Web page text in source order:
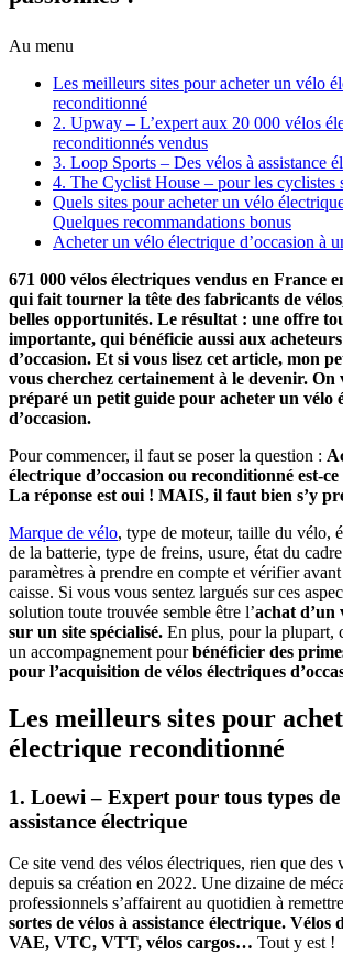
Au menu
Les meilleurs sites pour acheter un vélo
reconditionné
2. Upway – L’expert aux 20 000 vélos
reconditionnés vendus
3. Loop Sports – Des vélos à assistance
4. The Cyclist House – pour les cyclistes
Quels sites pour acheter un vélo
Quelques recommandations bonus
Acheter un vélo électrique d’occasion à
671 000 vélos électriques vendus en France
qui fait tourner la tête des fabricants de
belles opportunités. Le résultat : une offre
importante, qui bénéficie aussi aux
d’occasion. Et si vous lisez cet article, mon
vous cherchez certainement à le devenir. On
préparé un petit guide pour acheter un vélo
d’occasion.
Pour commencer, il faut se poser la question :
électrique d’occasion ou reconditionné est-
La réponse est oui ! MAIS, il faut bien s’y
Marque de vélo, type de moteur, taille du vélo,
de la batterie, type de freins, usure, état du
paramètres à prendre en compte et vérifier avant
caisse. Si vous vous sentez largués sur ces
solution toute trouvée semble être l’achat d’un
sur un site spécialisé. En plus, pour la plupart,
un accompagnement pourbénéficier des
pour l’acquisition de vélos électriques
Les meilleurs sites pour
électrique reconditionné
1. Loewi – Expert pour tous types de
assistance électrique
Ce site vend des vélos électriques, rien que des
depuis sa création en 2022. Une dizaine de
professionnels s’affairent au quotidien à
sortes de vélos à assistance électrique. Vélos
VAE, VTC, VTT, vélos cargos… Tout y est !